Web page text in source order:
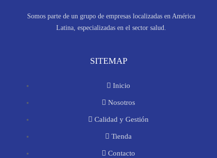
Somos parte de un grupo de empresas localizadas en América
Latina, especializadas en el sector salud.
SITEMAP
Inicio
Nosotros
Calidad y Gestión
Tienda
Contacto